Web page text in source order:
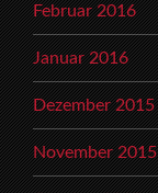
Februar 2016
Januar 2016
Dezember 2015
November 2015